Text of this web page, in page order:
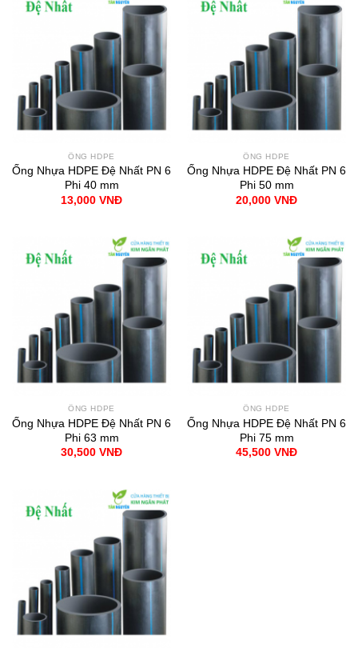
ỐNG HDPE
Ống Nhựa HDPE Đệ Nhất PN 6
Phi 40 mm
13,000 VNĐ
ỐNG HDPE
Ống Nhựa HDPE Đệ Nhất PN 6
Phi 50 mm
20,000 VNĐ
ỐNG HDPE
Ống Nhựa HDPE Đệ Nhất PN 6
Phi 63 mm
30,500 VNĐ
ỐNG HDPE
Ống Nhựa HDPE Đệ Nhất PN 6
Phi 75 mm
45,500 VNĐ